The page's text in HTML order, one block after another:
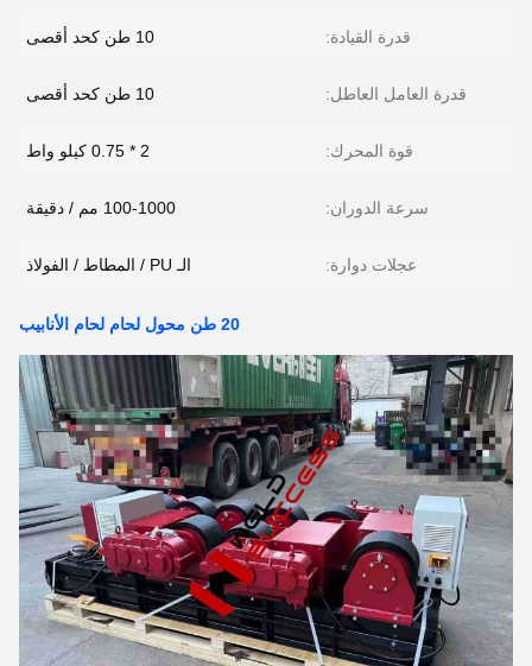
قدرة القيادة: 10 طن كحد أقصى
قدرة العامل العاطل: 10 طن كحد أقصى
قوة المحرك: 2 * 0.75 كيلو واط
سرعة الدوران: 100-1000 مم / دقيقة
عجلات دوارة: الـ PU / المطاط / الفولاذ
20 طن محول لحام لحام الأنابيب